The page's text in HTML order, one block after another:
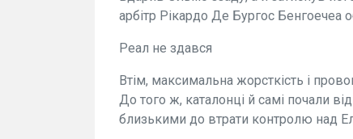
арбітр Рікардо Де Бургос
Реал не здався
Втім, максимальна жорсткість і
До того ж, каталонці й самі почали
близькими до втрати контролю над